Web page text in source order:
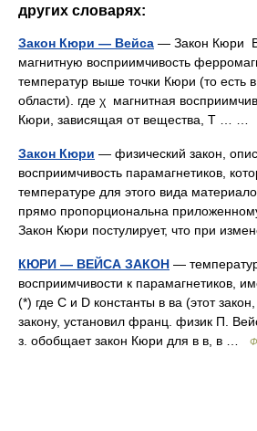
других словарях:
Закон Кюри — Вейса — Закон Кюри
магнитную восприимчивость
температур выше точки Кюри (то есть
области). где χ магнитная
Кюри, зависящая от вещества, T … …
Закон Кюри — физический закон,
восприимчивость парамагнетиков,
температуре для этого вида
прямо пропорциональна
Закон Кюри постулирует, что при
КЮРИ — ВЕЙСА ЗАКОН —
восприимчивости к парамагнетиков,
(*) где С и D константы в ва (этот
закону, установил франц. физик П.
з. обобщает закон Кюри для в в, в …